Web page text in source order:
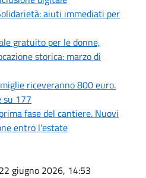
aiuti immediati per
gratuito per le donne,
storica: marzo di
riceveranno 800 euro.
su 177
fase del cantiere. Nuovi
entro l'estate
giugno 2026, 14:53